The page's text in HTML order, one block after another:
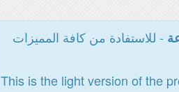
- للاستفادة من كافة المميزات
This is the light version of the